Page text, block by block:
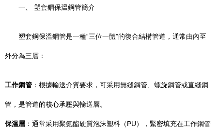
一、 塑套鋼保溫鋼管簡介
塑套鋼保溫鋼管是一種“三位一體”的復合結構管道，通常由內至
外分為三層：
工作鋼管 ：根據輸送介質要求，可采用無縫鋼管、螺旋鋼管或直縫鋼
管，是管道的核心承壓與輸送層。
保溫層 ：通常采用聚氨酯硬質泡沫塑料（PU），緊密填充在工作鋼管